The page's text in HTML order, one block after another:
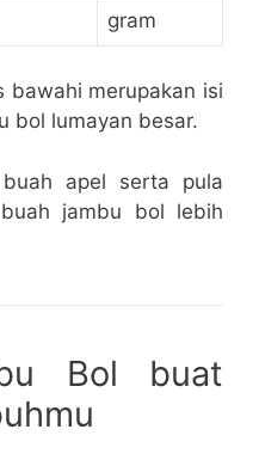
gram
bawahi merupakan isi
bol lumayan besar.
apel serta pula
jambu bol lebih
Bol buat